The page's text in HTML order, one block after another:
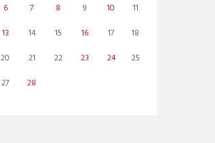
6 7 8 9 10
11
13 14 15 16 17
18
20 21 22 23 24
25
27 28